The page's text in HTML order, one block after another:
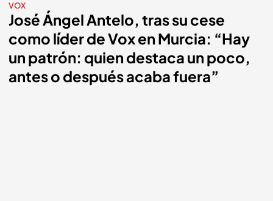
VOX
José Ángel Antelo, tras su cese
como líder de Vox en Murcia: “Hay
un patrón: quien destaca un poco,
antes o después acaba fuera”